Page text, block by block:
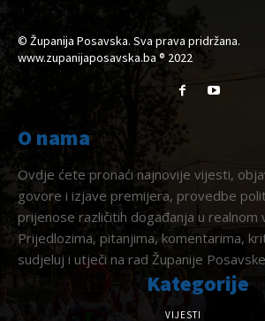
© Županija Posavska. Sva prava pridržana.
www.zupanijaposavska.ba ® 2022
O nama
Ovdje ćete pronaći najnovije vijesti,
govore i izjave premijera, provedbe
prijenose različitih događanja u realnom
Prijedlozima, pitanjima, komentarima,
sudjeluj i utječi na rad Županije
Kategorije
VIJESTI